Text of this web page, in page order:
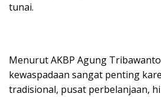
tunai.
Menurut AKBP Agung
kewaspadaan sangat penting
tradisional, pusat perbelanjaan,